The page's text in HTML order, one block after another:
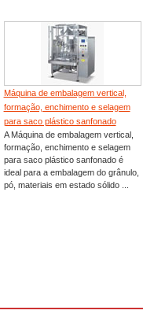
Máquina de embalagem vertical,
formação, enchimento e selagem
para saco plástico sanfonado
A Máquina de embalagem vertical,
formação, enchimento e selagem
para saco plástico sanfonado é
ideal para a embalagem do grânulo,
pó, materiais em estado sólido ...